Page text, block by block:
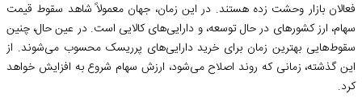
فعالان بازار وحشت زده هستند. در این زمان، جهان معمولاً شاهد سقوط قیمت
سهام، ارز کشورهای در حال توسعه، و دارایی‌های کالایی است. در عین حال، چنین
سقوط‌هایی بهترین زمان برای خرید دارایی‌های پرریسک محسوب می‌شوند. از
این گذشته، زمانی که روند اصلاح می‌شود، ارزش سهام شروع به افزایش خواهد
کرد.